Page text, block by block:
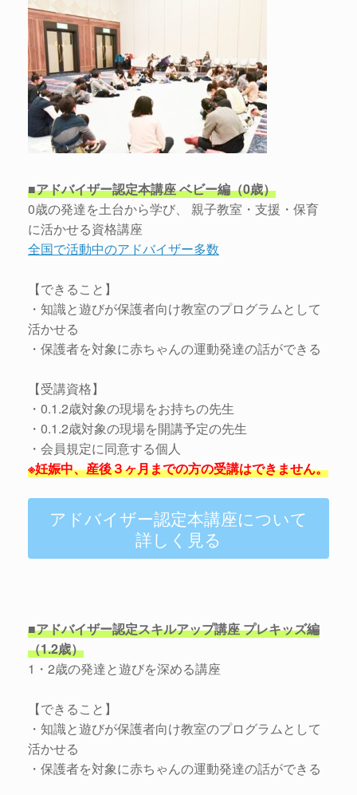
■アドバイザー認定本講座 ベビー編（0歳）
0歳の発達を土台から学び、 親子教室・支援・保育
に活かせる資格講座
全国で活動中のアドバイザー多数
【できること】
・知識と遊びが保護者向け教室のプログラムとして
活かせる
・保護者を対象に赤ちゃんの運動発達の話ができる
【受講資格】
・0.1.2歳対象の現場をお持ちの先生
・0.1.2歳対象の現場を開講予定の先生
・会員規定に同意する個人
※妊娠中、産後３ヶ月までの方の受講はできません。
アドバイザー認定本講座について
詳しく見る
■アドバイザー認定スキルアップ講座 プレキッズ編
（1.2歳）
1・2歳の発達と遊びを深める講座
【できること】
・知識と遊びが保護者向け教室のプログラムとして
活かせる
・保護者を対象に赤ちゃんの運動発達の話ができる